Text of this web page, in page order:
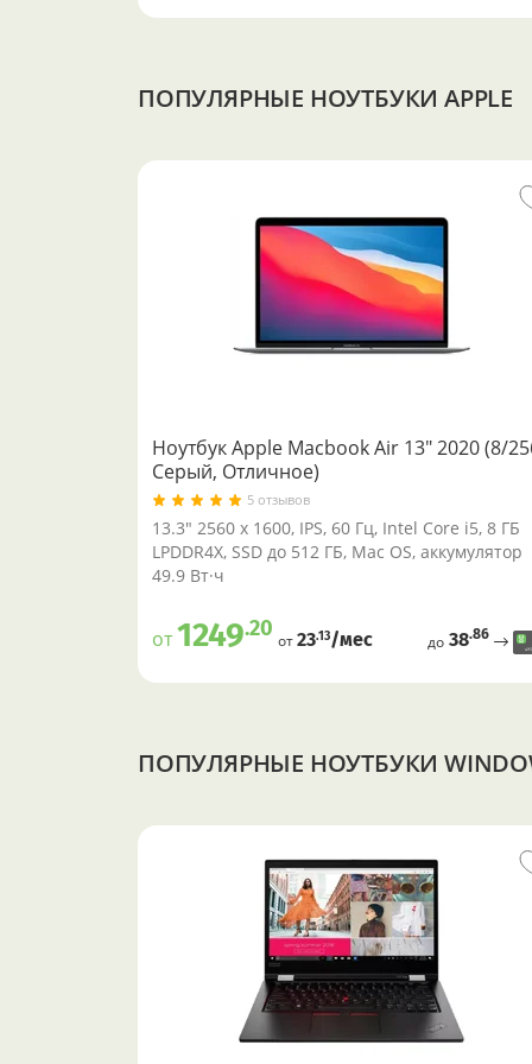
ПОПУЛЯРНЫЕ НОУТБУКИ APPLE
Ноутбук Apple Macbook Air 13" 2020 (8/
Серый, Отличное)
5 отзывов
13.3" 2560 x 1600, IPS, 60 Гц, Intel Core i5, 8 ГБ
LPDDR4X, SSD до 512 ГБ, Mac OS, аккумулятор
49.9 Вт·ч
от1249.20 от23.13/меc до38.86
ПОПУЛЯРНЫЕ НОУТБУКИ